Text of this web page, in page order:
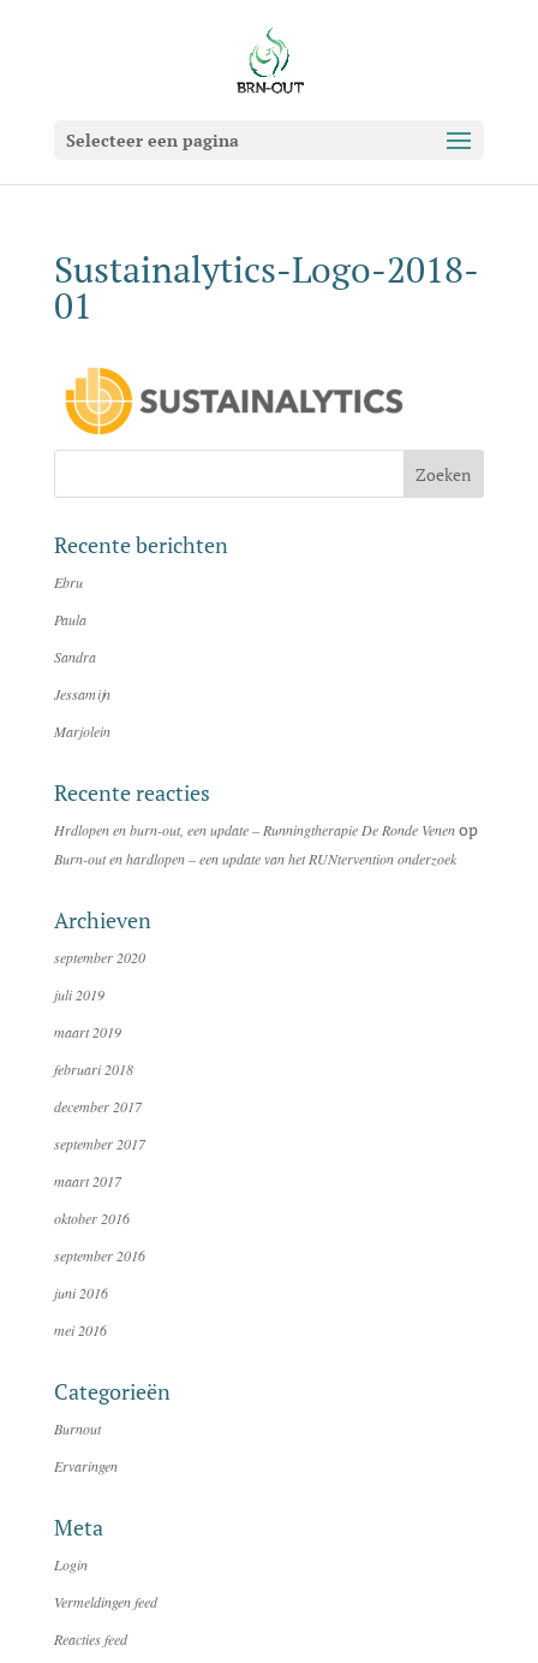
Selecteer een pagina
Sustainalytics-Logo-2018-
01
Recente berichten
Ebru
Paula
Sandra
Jessamijn
Marjolein
Recente reacties
Hrdlopen en burn-out, een update – Runningtherapie De Ronde Venenop
Burn-out en hardlopen – een update van het RUNtervention onderzoek
Archieven
september 2020
juli 2019
maart 2019
februari 2018
december 2017
september 2017
maart 2017
oktober 2016
september 2016
juni 2016
mei 2016
Categorieën
Burnout
Ervaringen
Meta
Login
Vermeldingen feed
Reacties feed